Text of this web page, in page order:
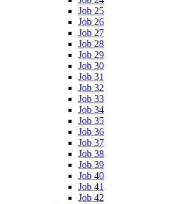
Job 25
Job 26
Job 27
Job 28
Job 29
Job 30
Job 31
Job 32
Job 33
Job 34
Job 35
Job 36
Job 37
Job 38
Job 39
Job 40
Job 41
Job 42